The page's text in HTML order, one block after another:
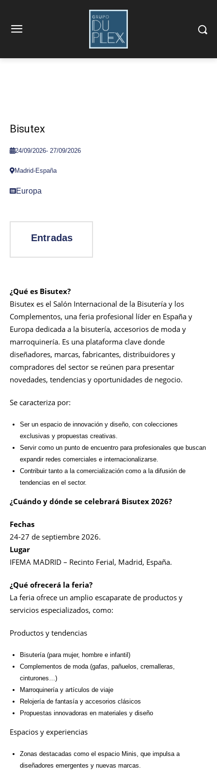
Bisutex
24/09/2026- 27/09/2026
Madrid-España
Europa
¿Qué es Bisutex?
Bisutex es el Salón Internacional de la Bisutería y los
Complementos, una feria profesional líder en España y
Europa dedicada a la bisutería, accesorios de moda y
marroquinería. Es una plataforma clave donde
diseñadores, marcas, fabricantes, distribuidores y
compradores del sector se reúnen para presentar
novedades, tendencias y oportunidades de negocio.
Se caracteriza por:
Ser un espacio de innovación y diseño, con colecciones
exclusivas y propuestas creativas.
Servir como un punto de encuentro para profesionales que buscan
expandir redes comerciales e internacionalizarse.
Contribuir tanto a la comercialización como a la difusión de
tendencias en el sector.
¿Cuándo y dónde se celebrará Bisutex 2026?
Fechas
24-27 de septiembre 2026.
Lugar
IFEMA MADRID – Recinto Ferial, Madrid, España.
¿Qué ofrecerá la feria?
La feria ofrece un amplio escaparate de productos y
servicios especializados, como:
Productos y tendencias
Bisutería (para mujer, hombre e infantil)
Complementos de moda (gafas, pañuelos, cremalleras,
cinturones…)
Marroquinería y artículos de viaje
Relojería de fantasía y accesorios clásicos
Propuestas innovadoras en materiales y diseño
Espacios y experiencias
Zonas destacadas como el espacio Minis, que impulsa a
diseñadores emergentes y nuevas marcas.